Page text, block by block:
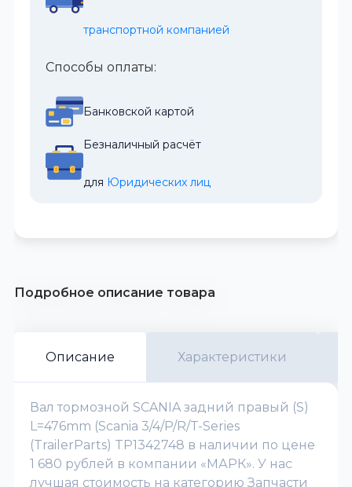
транспортной компанией
Способы оплаты:
Банковской картой
Безналичный расчёт
для Юридических лиц
Подробное описание товара
Описание Характеристики
Вал тормозной SCANIA задний правый (S)
L=476mm (Scania 3/4/P/R/T-Series
(TrailerParts) TP1342748 в наличии по цене
1 680 рублей в компании «МАРК». У нас
лучшая стоимость на категорию Запчасти